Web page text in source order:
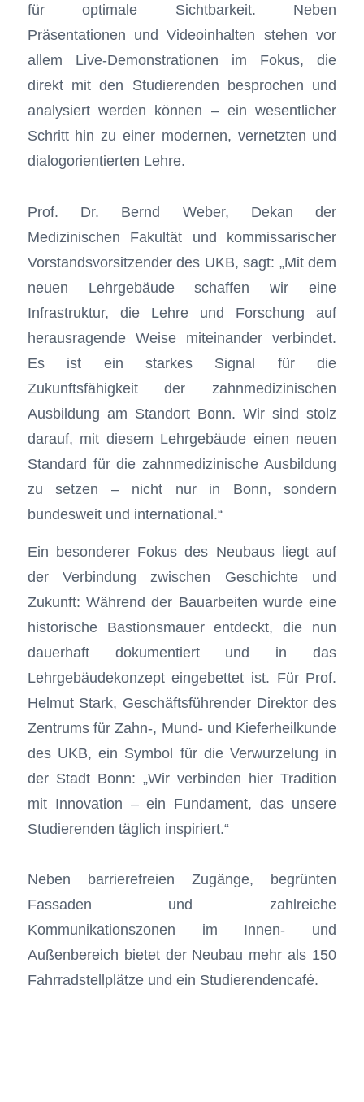
für optimale Sichtbarkeit. Neben
Präsentationen und Videoinhalten stehen vor
allem Live-Demonstrationen im Fokus, die
direkt mit den Studierenden besprochen und
analysiert werden können – ein wesentlicher
Schritt hin zu einer modernen, vernetzten und
dialogorientierten Lehre.
Prof. Dr. Bernd Weber, Dekan der
Medizinischen Fakultät und kommissarischer
Vorstandsvorsitzender des UKB, sagt: „Mit dem
neuen Lehrgebäude schaffen wir eine
Infrastruktur, die Lehre und Forschung auf
herausragende Weise miteinander verbindet.
Es ist ein starkes Signal für die
Zukunftsfähigkeit der zahnmedizinischen
Ausbildung am Standort Bonn. Wir sind stolz
darauf, mit diesem Lehrgebäude einen neuen
Standard für die zahnmedizinische Ausbildung
zu setzen – nicht nur in Bonn, sondern
bundesweit und international.“
Ein besonderer Fokus des Neubaus liegt auf
der Verbindung zwischen Geschichte und
Zukunft: Während der Bauarbeiten wurde eine
historische Bastionsmauer entdeckt, die nun
dauerhaft dokumentiert und in das
Lehrgebäudekonzept eingebettet ist. Für Prof.
Helmut Stark, Geschäftsführender Direktor des
Zentrums für Zahn-, Mund- und Kieferheilkunde
des UKB, ein Symbol für die Verwurzelung in
der Stadt Bonn: „Wir verbinden hier Tradition
mit Innovation – ein Fundament, das unsere
Studierenden täglich inspiriert.“
Neben barrierefreien Zugänge, begrünten
Fassaden und zahlreiche
Kommunikationszonen im Innen- und
Außenbereich bietet der Neubau mehr als 150
Fahrradstellplätze und ein Studierendencafé.